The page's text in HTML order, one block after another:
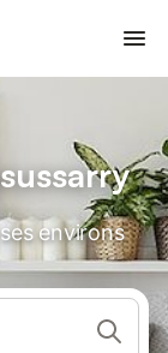
environs